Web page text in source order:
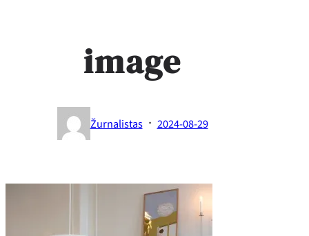
image
Žurnalistas · 2024-08-29